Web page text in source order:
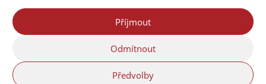
Příjmout
Odmítnout
Předvolby